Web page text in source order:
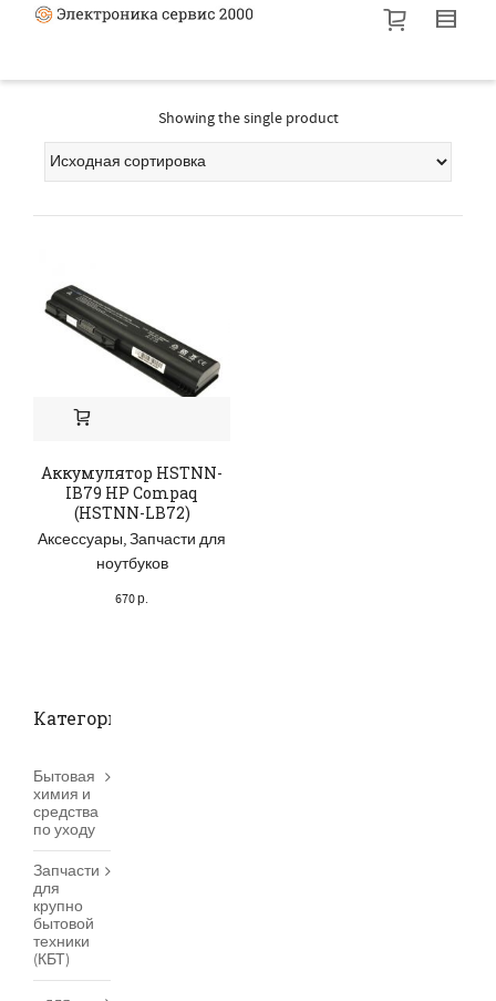
Showing the single product
Аккумулятор HSTNN-
IB79 HP Compaq
(HSTNN-LB72)
Аксессуары,Запчасти для
ноутбуков
670р.
Категории товаров
Бытовая
химия и
средства
по уходу
Запчасти
для
крупно
бытовой
техники
(КБТ)